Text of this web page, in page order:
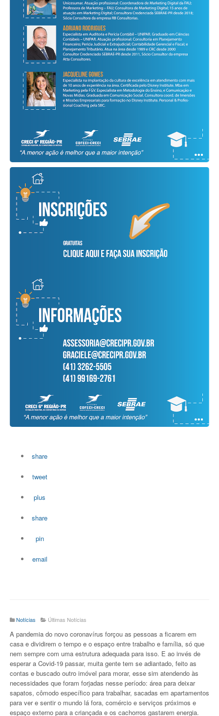
share
tweet
plus
share
pin
email
Notícias Últimas Notícias
A pandemia do novo coronavírus forçou as pessoas a ficarem em
casa e dividirem o tempo e o espaço entre trabalho e família, só que
nem sempre com uma estrutura adequada para isso. E ao invés de
esperar a Covid-19 passar, muita gente tem se adiantado, feito as
contas e buscado outro imóvel para morar, esse sim atendendo às
necessidades que foram forjadas nesse período: área para deixar
sapatos, cômodo específico para trabalhar, sacadas em apartamentos
para ver e sentir o mundo lá fora, comércio e serviços próximos e
espaço externo para a criançada e os cachorros gastarem energia.